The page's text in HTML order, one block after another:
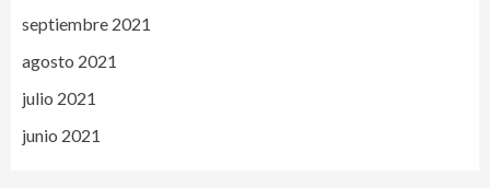
septiembre 2021
agosto 2021
julio 2021
junio 2021